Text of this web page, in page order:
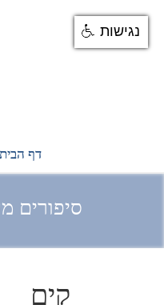
דף הבית
סיפורים
קים
נגישות